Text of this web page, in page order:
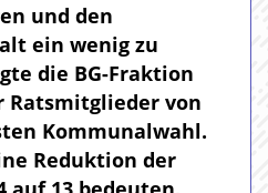
und den
ein wenig zu
die BG-Fraktion
Ratsmitglieder von
Kommunalwahl.
Reduktion der